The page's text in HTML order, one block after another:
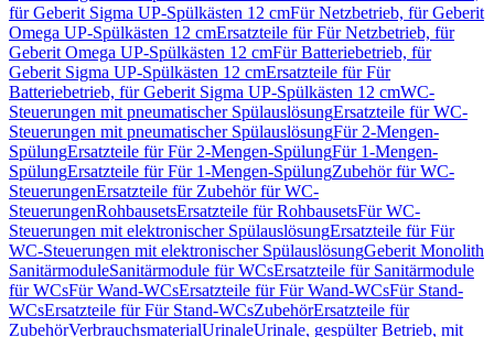
für Geberit Sigma UP-Spülkästen 12 cmFür Netzbetrieb, für Geberit
Omega UP-Spülkästen 12 cmErsatzteile für Für Netzbetrieb, für
Geberit Omega UP-Spülkästen 12 cmFür Batteriebetrieb, für
Geberit Sigma UP-Spülkästen 12 cmErsatzteile für Für
Batteriebetrieb, für Geberit Sigma UP-Spülkästen 12 cmWC-
Steuerungen mit pneumatischer SpülauslösungErsatzteile für WC-
Steuerungen mit pneumatischer SpülauslösungFür 2-Mengen-
SpülungErsatzteile für Für 2-Mengen-SpülungFür 1-Mengen-
SpülungErsatzteile für Für 1-Mengen-SpülungZubehör für WC-
SteuerungenErsatzteile für Zubehör für WC-
SteuerungenRohbausetsErsatzteile für RohbausetsFür WC-
Steuerungen mit elektronischer SpülauslösungErsatzteile für Für
WC-Steuerungen mit elektronischer SpülauslösungGeberit Monolith
SanitärmoduleSanitärmodule für WCsErsatzteile für Sanitärmodule
für WCsFür Wand-WCsErsatzteile für Für Wand-WCsFür Stand-
WCsErsatzteile für Für Stand-WCsZubehörErsatzteile für
ZubehörVerbrauchsmaterialUrinaleUrinale, gespülter Betrieb, mit